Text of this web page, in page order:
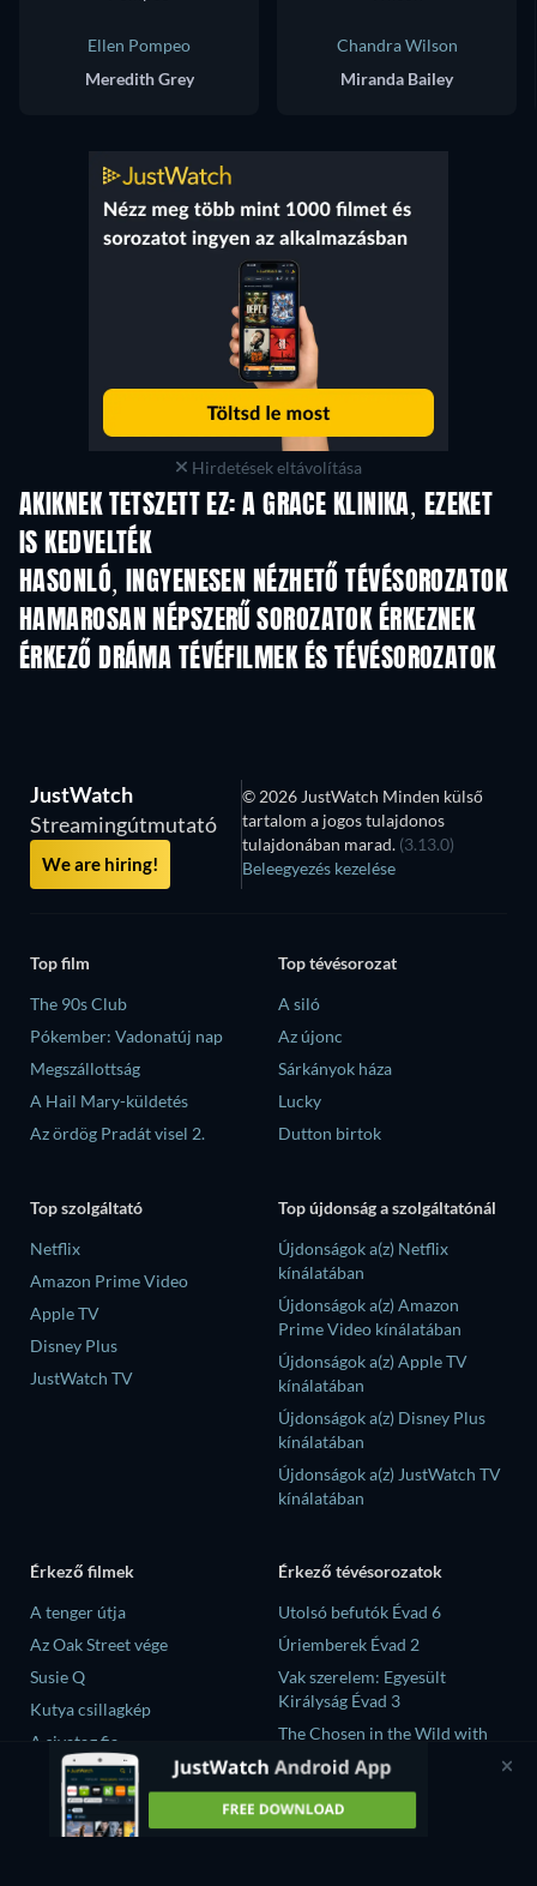
Ellen Pompeo
Meredith Grey
Chandra Wilson
Miranda Bailey
Hirdetések eltávolítása
AKIKNEK TETSZETT EZ: A GRACE KLINIKA, EZEKET
IS KEDVELTÉK
HASONLÓ, INGYENESEN NÉZHETŐ TÉVÉSOROZATOK
TV TV
HAMAROSAN NÉPSZERŰ SOROZATOK ÉRKEZNEK
TV TV
ÉRKEZŐ DRÁMA TÉVÉFILMEK ÉS TÉVÉSOROZATOK
Évad 6 Évad 2
JustWatch
Streamingútmutató
We are hiring!
© 2026 JustWatch Minden külső
tartalom a jogos tulajdonos
tulajdonában marad. (3.13.0)
Beleegyezés kezelése
Top film
The 90s Club
Pókember: Vadonatúj nap
Megszállottság
A Hail Mary-küldetés
Az ördög Pradát visel 2.
Top tévésorozat
A siló
Az újonc
Sárkányok háza
Lucky
Dutton birtok
Top szolgáltató
Netflix
Amazon Prime Video
Apple TV
Disney Plus
JustWatch TV
Top újdonság a szolgáltatónál
Újdonságok a(z) Netflix
kínálatában
Újdonságok a(z) Amazon
Prime Video kínálatában
Újdonságok a(z) Apple TV
kínálatában
Újdonságok a(z) Disney Plus
kínálatában
Újdonságok a(z) JustWatch TV
kínálatában
Érkező filmek
A tenger útja
Az Oak Street vége
Susie Q
Kutya csillagkép
A sivatag fia
Érkező tévésorozatok
Utolsó befutók Évad 6
Úriemberek Évad 2
Vak szerelem: Egyesült
Királyság Évad 3
The Chosen in the Wild with
Bear Grylls Évad 1
大空港～GATE24～ Évad 1